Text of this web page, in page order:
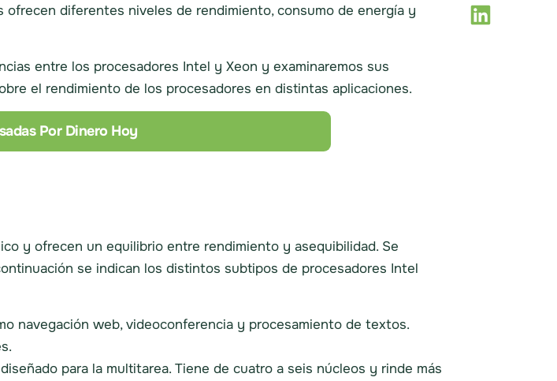
diferentes niveles de rendimiento, consumo de energía y
entre los procesadores Intel y Xeon y examinaremos sus
el rendimiento de los procesadores en distintas aplicaciones.
Por Dinero Hoy
y ofrecen un equilibrio entre rendimiento y asequibilidad. Se
se indican los distintos subtipos de procesadores Intel
navegación web, videoconferencia y procesamiento de textos.
para la multitarea. Tiene de cuatro a seis núcleos y rinde más